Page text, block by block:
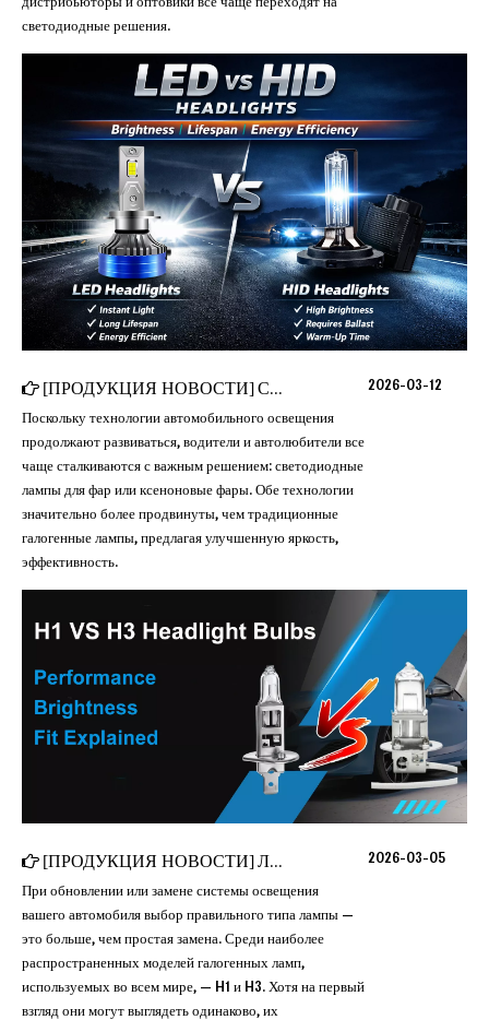
светодиодные решения.
[ПРОДУКЦИЯ НОВОСТИ]Светодиодные лампы для фар или HID в 2026 году: какая технология освещения лучше?
Поскольку технологии автомобильного освещения
продолжают развиваться, водители и автолюбители все
чаще сталкиваются с важным решением: светодиодные
лампы для фар или ксеноновые фары. Обе технологии
значительно более продвинуты, чем традиционные
галогенные лампы, предлагая улучшенную яркость,
эффективность.
2026-03-12
[ПРОДУКЦИЯ НОВОСТИ]Лампы для фар H1 и H3 – объяснение характеристик, яркости и посадки
При обновлении или замене системы освещения
вашего автомобиля выбор правильного типа лампы —
это больше, чем простая замена. Среди наиболее
распространенных моделей галогенных ламп,
используемых во всем мире, — H1 и H3. Хотя на первый
взгляд они могут выглядеть одинаково, их
2026-03-05